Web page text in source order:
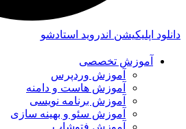
دانلود اپلیکیشن اندروید استادشو
آموزش تخصصی
آموزش وردپرس
آموزش هاست و دامنه
آموزش برنامه نویسی
آموزش سئو و بهینه سازی